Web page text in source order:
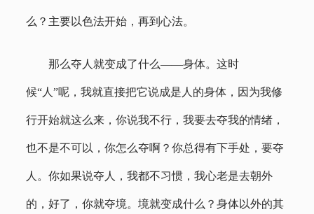
么？主要以色法开始，再到心法。
那么夺人就变成了什么——身体。这时
候“人”呢，我就直接把它说成是人的身体，因为我修
行开始就这么来，你说我不行，我要去夺我的情绪，
也不是不可以，你怎么夺啊？你总得有下手处，要夺
人。你如果说夺人，我都不习惯，我心老是去朝外
的，好了，你就夺境。境就变成什么？身体以外的其